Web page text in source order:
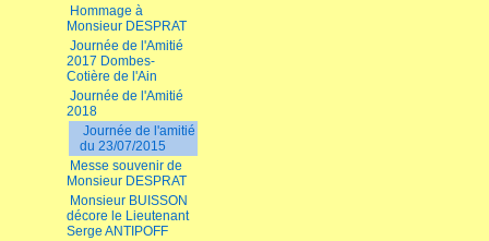
Hommage à
Monsieur DESPRAT
Journée de l'Amitié
2017 Dombes-
Cotière de l'Ain
Journée de l'Amitié
2018
Journée de l'amitié
du 23/07/2015
Messe souvenir de
Monsieur DESPRAT
Monsieur BUISSON
décore le Lieutenant
Serge ANTIPOFF